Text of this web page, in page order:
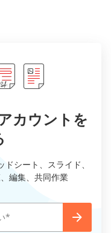
カウントを
シート、スライド、
編集、共同作業